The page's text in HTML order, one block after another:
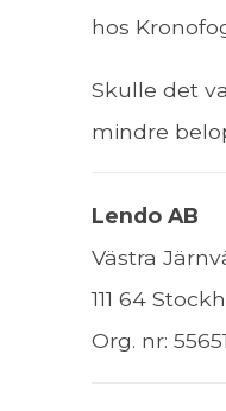
hos
Skulle det
mindre
Lendo AB
Västra
111 64
Org. nr: